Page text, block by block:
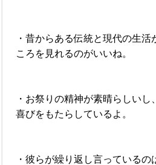
・昔からある伝統と現代の生活
ころを見れるのがいいね。
・お祭りの精神が素晴らしい
喜びをもたらしているよ。
・彼らが繰り返し言っているの